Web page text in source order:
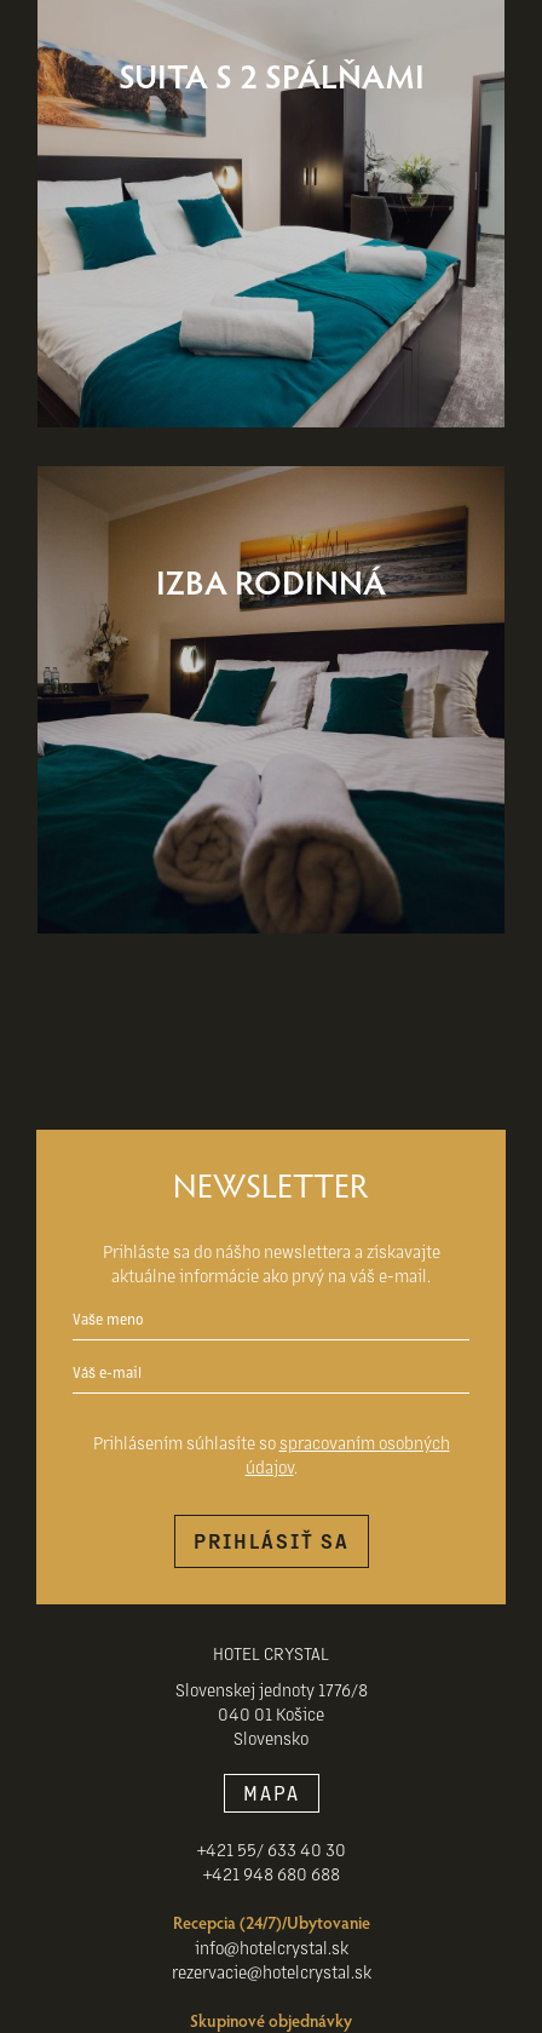
SUITA S 2 SPÁLŇAMI
IZBA RODINNÁ
HOTEL CRYSTAL
Slovenskej jednoty 1776/8
040 01 Košice
Slovensko
MAPA
+421 55/ 633 40 30
+421 948 680 688
Recepcia (24/7)/Ubytovanie
info@hotelcrystal.sk
rezervacie@hotelcrystal.sk
Skupinové objednávky
NEWSLETTER
Prihláste sa do nášho newslettera a získavajte
aktuálne informácie ako prvý na váš e-mail.
Prihlásením súhlasíte so spracovaním osobných
údajov.
PRIHLÁSIŤ SA